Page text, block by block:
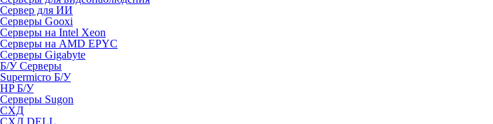
Сервер для ИИ
Серверы Gooxi
Серверы на Intel Xeon
Серверы на AMD EPYC
Серверы Gigabyte
Б/У Серверы
Supermicro Б/У
HP Б/У
Серверы Sugon
СХД
СХД DELL